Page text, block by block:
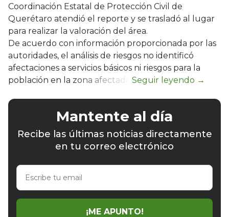
Coordinación Estatal de Protección Civil de
Querétaro atendió el reporte y se trasladó al lugar
para realizar la valoración del área.
De acuerdo con información proporcionada por las
autoridades, el análisis de riesgos no identificó
afectaciones a servicios básicos ni riesgos para la
población en la zona afectada.
Mantente al día
Recibe las últimas noticias directamente
en tu correo electrónico
Escribe
email
¡ME APUNTO!